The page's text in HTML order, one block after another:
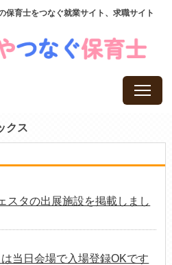
保育士をつなぐ就業サイト、求職サイト
クス
スタの出展施設を掲載しまし
当日会場で入場登録OKです